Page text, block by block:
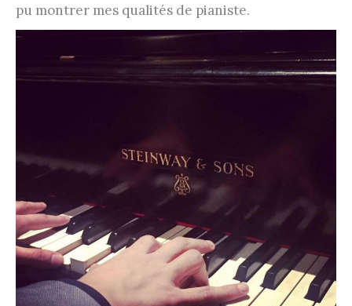
pu montrer mes qualités de pianiste.